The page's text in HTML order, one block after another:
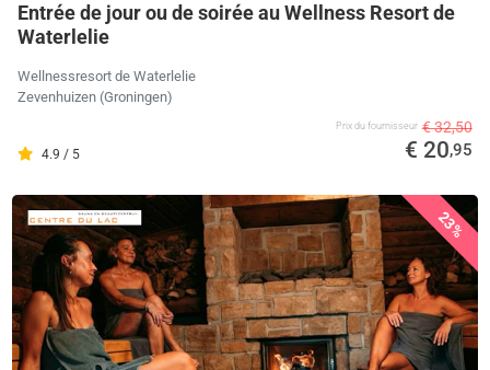
Entrée de jour ou de soirée au Wellness Resort de
Waterlelie
Wellnessresort de Waterlelie
Zevenhuizen (Groningen)
4.9 / 5
Prix ​​du fournisseur € 32,50
€ 20,95
23%